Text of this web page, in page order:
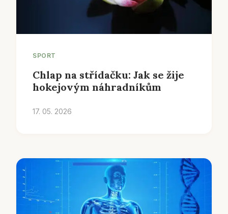
SPORT
Chlap na střídačku: Jak se žije
hokejovým náhradníkům
17. 05. 2026